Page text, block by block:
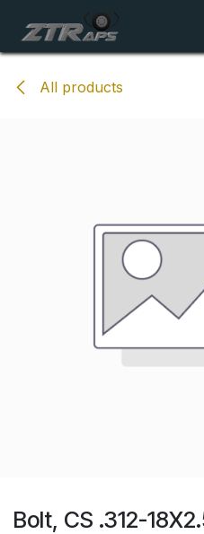
All products
Bolt, CS .312-